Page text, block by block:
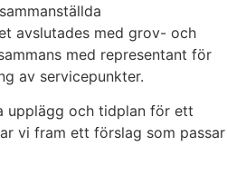
avslutades med grov- och
med representant för
av servicepunkter.
upplägg och tidplan för ett
vi fram ett förslag som passar